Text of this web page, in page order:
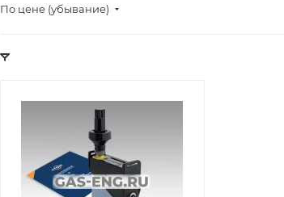
По цене (убывание)